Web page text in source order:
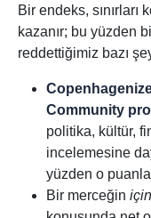
Bir endeks,
kazanır; bu yüzden
reddettiğimiz bazı
Community
politika, kültür,
incelemesine
yüzden o
Bir merceğin